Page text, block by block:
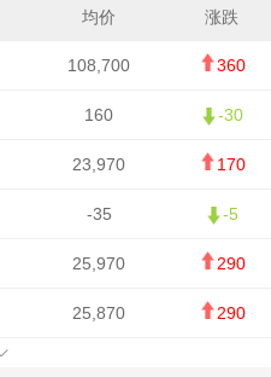
均价 涨跌
108,700 360
160 -30
23,970 170
-35 -5
25,970 290
25,870 290